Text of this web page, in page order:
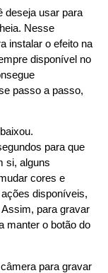
deseja usar para
Nesse
instalar o efeito na
disponível no
passo a passo,
para que
si, alguns
cores e
disponíveis,
para gravar
manter o botão do
para gravar